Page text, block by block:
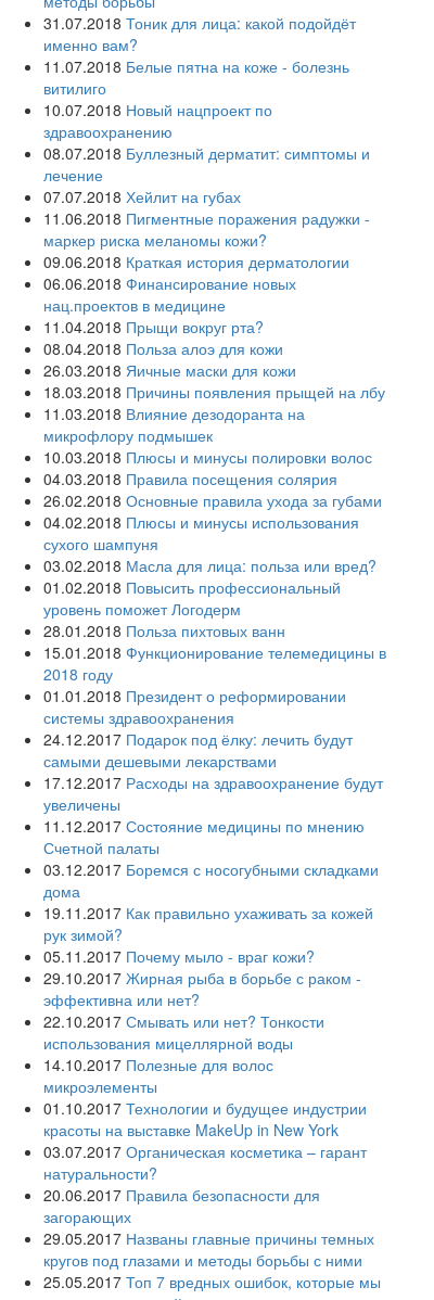
31.07.2018 Тоник для лица: какой подойдёт
именно вам?
11.07.2018 Белые пятна на коже - болезнь
витилиго
10.07.2018 Новый нацпроект по
здравоохранению
08.07.2018 Буллезный дерматит: симптомы и
лечение
07.07.2018 Хейлит на губах
11.06.2018 Пигментные поражения радужки -
маркер риска меланомы кожи?
09.06.2018 Краткая история дерматологии
06.06.2018 Финансирование новых
нац.проектов в медицине
11.04.2018 Прыщи вокруг рта?
08.04.2018 Польза алоэ для кожи
26.03.2018 Яичные маски для кожи
18.03.2018 Причины появления прыщей на лбу
11.03.2018 Влияние дезодоранта на
микрофлору подмышек
10.03.2018 Плюсы и минусы полировки волос
04.03.2018 Правила посещения солярия
26.02.2018 Основные правила ухода за губами
04.02.2018 Плюсы и минусы использования
сухого шампуня
03.02.2018 Масла для лица: польза или вред?
01.02.2018 Повысить профессиональный
уровень поможет Логодерм
28.01.2018 Польза пихтовых ванн
15.01.2018 Функционирование телемедицины в
2018 году
01.01.2018 Президент о реформировании
системы здравоохранения
24.12.2017 Подарок под ёлку: лечить будут
самыми дешевыми лекарствами
17.12.2017 Расходы на здравоохранение будут
увеличены
11.12.2017 Состояние медицины по мнению
Счетной палаты
03.12.2017 Боремся с носогубными складками
дома
19.11.2017 Как правильно ухаживать за кожей
рук зимой?
05.11.2017 Почему мыло - враг кожи?
29.10.2017 Жирная рыба в борьбе с раком -
эффективна или нет?
22.10.2017 Смывать или нет? Тонкости
использования мицеллярной воды
14.10.2017 Полезные для волос
микроэлементы
01.10.2017 Технологии и будущее индустрии
красоты на выставке MakeUp in New York
03.07.2017 Органическая косметика – гарант
натуральности?
20.06.2017 Правила безопасности для
загорающих
29.05.2017 Названы главные причины темных
кругов под глазами и методы борьбы с ними
25.05.2017 Топ 7 вредных ошибок, которые мы